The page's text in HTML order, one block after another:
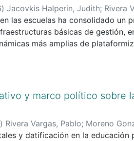
) Jacovkis Halperin, Judith; Rivera
las escuelas ha consolidado un
básicas de gestión,
más amplias de
(Van Dijck et al., 2018;
de la infancia, tanto en
como en términos de
adoptadas por los centros
condiciones de posibilidad y
y marco político sobre
) Rivera Vargas, Pablo; Moreno
y datificación en la educación